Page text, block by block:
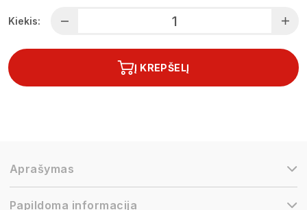
Kiekis:
Į KREPŠELĮ
Aprašymas
Papildoma informacija